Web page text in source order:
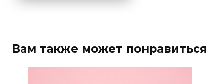
Вам также может понравиться